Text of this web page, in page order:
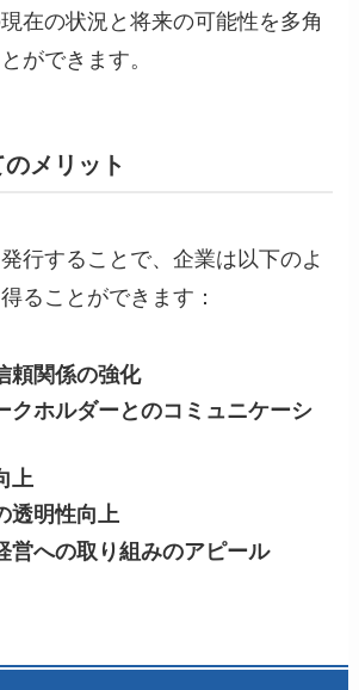
在の状況と将来の可能性を多角
ができます。
メリット
行することで、企業は以下のよ
ることができます：
頼関係の強化
クホルダーとのコミュニケーシ
上
透明性向上
営への取り組みのアピール